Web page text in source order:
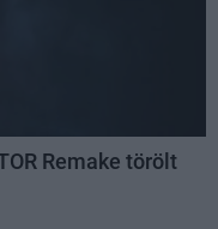
Remake törölt